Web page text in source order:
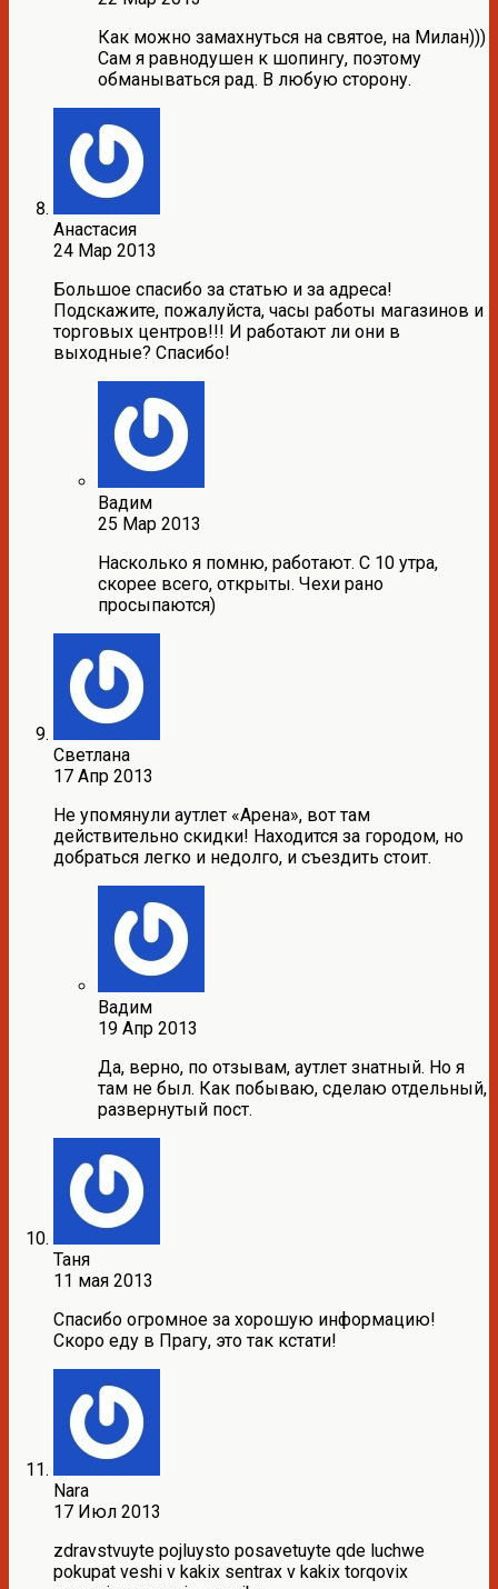
Как можно замахнуться на святое, на Милан)))
Сам я равнодушен к шопингу, поэтому
обманываться рад. В любую сторону.
Анастасия
24 Мар 2013
Большое спасибо за статью и за адреса!
Подскажите, пожалуйста, часы работы магазинов и
торговых центров!!! И работают ли они в
выходные? Спасибо!
Вадим
25 Мар 2013
Насколько я помню, работают. С 10 утра,
скорее всего, открыты. Чехи рано
просыпаются)
Светлана
17 Апр 2013
Не упомянули аутлет «Арена», вот там
действительно скидки! Находится за городом, но
добраться легко и недолго, и съездить стоит.
Вадим
19 Апр 2013
Да, верно, по отзывам, аутлет знатный. Но я
там не был. Как побываю, сделаю отдельный,
развернутый пост.
Таня
11 мая 2013
Спасибо огромное за хорошую информацию!
Скоро еду в Прагу, это так кстати!
Nara
17 Июл 2013
zdravstvuyte pojluysto posavetuyte qde luchwe
pokupat veshi v kakix sentrax v kakix torqovix